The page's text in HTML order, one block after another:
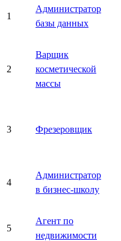
1
Администратор
базы данных
2
Варщик
косметической
массы
3 Фрезеровщик
4
Администратор
в бизнес-школу
5
Агент по
недвижимости